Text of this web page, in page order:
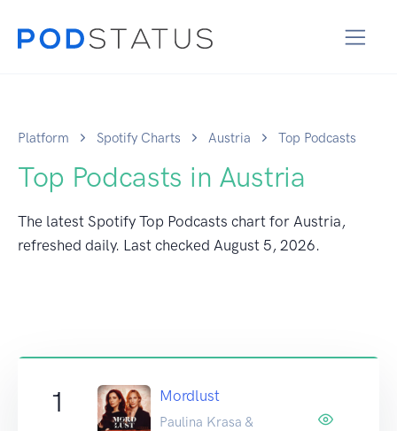
Platform Spotify Charts Austria Top Podcasts
Top Podcasts in Austria
The latest Spotify Top Podcasts chart for Austria,
refreshed daily. Last checked August 5, 2026.
1 Mordlust
Paulina Krasa &